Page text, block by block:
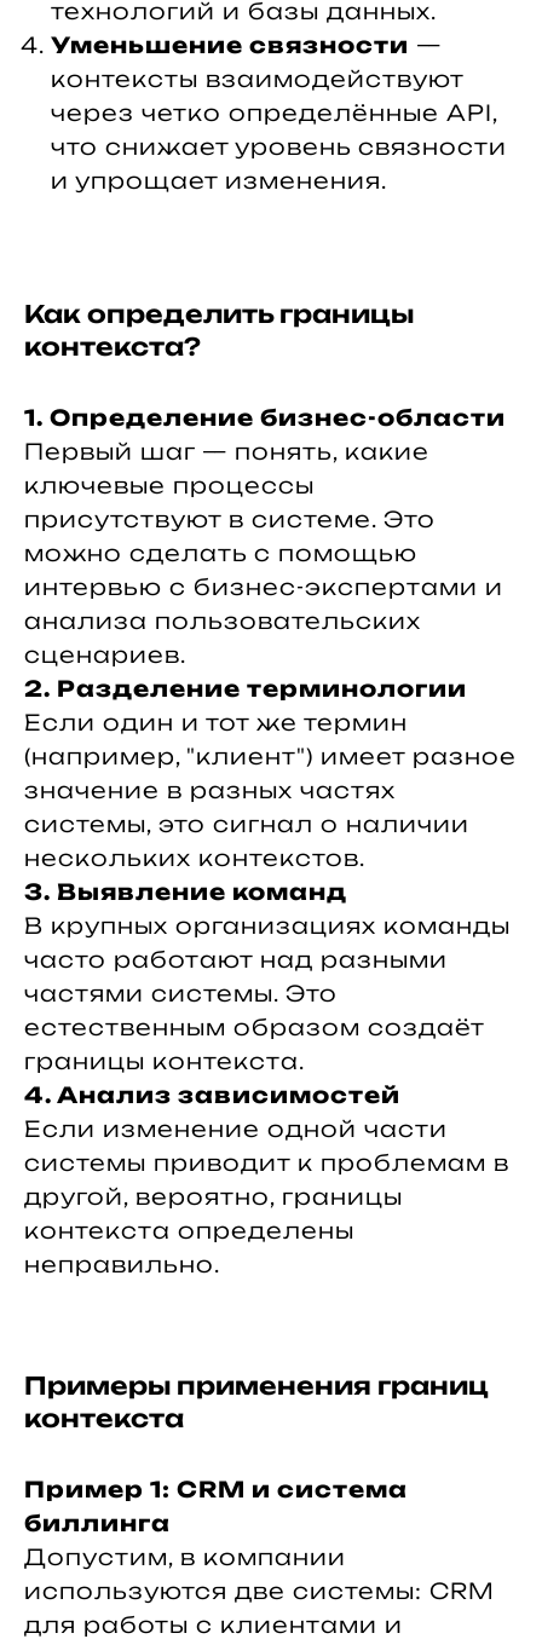
технологий и базы данных.
Уменьшение связности —
контексты взаимодействуют
через четко определённые API,
что снижает уровень связности
и упрощает изменения.
Как определить границы
контекста?
1. Определение бизнес-области
Первый шаг — понять, какие
ключевые процессы
присутствуют в системе. Это
можно сделать с помощью
интервью с бизнес-экспертами и
анализа пользовательских
сценариев.
2. Разделение терминологии
Если один и тот же термин
(например, "клиент") имеет разное
значение в разных частях
системы, это сигнал о наличии
нескольких контекстов.
3. Выявление команд
В крупных организациях команды
часто работают над разными
частями системы. Это
естественным образом создаёт
границы контекста.
4. Анализ зависимостей
Если изменение одной части
системы приводит к проблемам в
другой, вероятно, границы
контекста определены
неправильно.
Примеры применения границ
контекста
Пример 1: CRM и система
биллинга
Допустим, в компании
используются две системы: CRM
для работы с клиентами и